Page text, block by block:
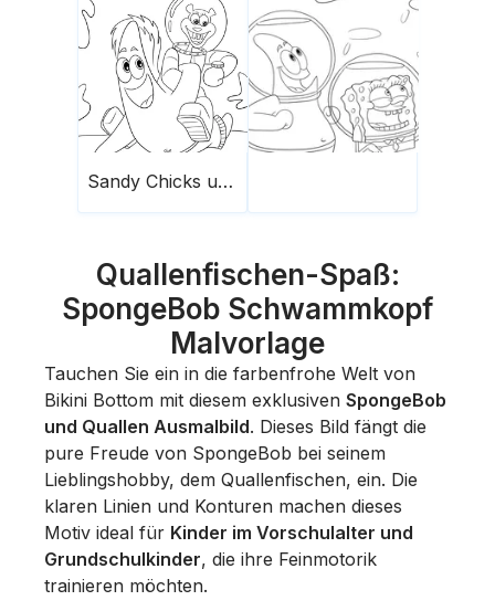
Sandy Chicks und Patrick unter Wasser
Quallenfischen-Spaß:
SpongeBob Schwammkopf
Malvorlage
Tauchen Sie ein in die farbenfrohe Welt von
Bikini Bottom mit diesem exklusiven SpongeBob
und Quallen Ausmalbild. Dieses Bild fängt die
pure Freude von SpongeBob bei seinem
Lieblingshobby, dem Quallenfischen, ein. Die
klaren Linien und Konturen machen dieses
Motiv ideal für Kinder im Vorschulalter und
Grundschulkinder, die ihre Feinmotorik
trainieren möchten.